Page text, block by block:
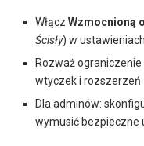
Włącz Wzmocnioną
Ścisły) w
Rozważ ograniczenie
wtyczek i rozszerzeń
Dla adminów:
wymusić bezpieczne